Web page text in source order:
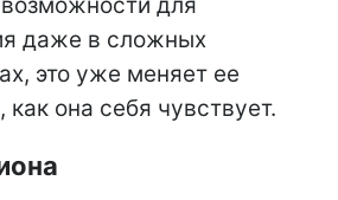
даже в сложных
это уже меняет ее
как она себя чувствует.